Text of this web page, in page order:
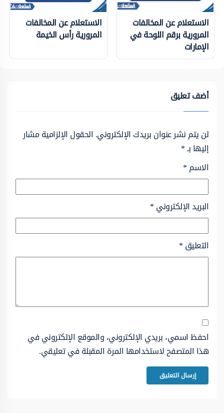
الاستعلام عن المخالفات
المرورية برقم اللوحة في
الإمارات
الاستعلام عن المخالفات
المرورية رأس الخيمة
أضف تعليق
لن يتم نشر عنوان بريدك الإلكتروني. الحقول الإلزامية مشار
إليها بـ*
الاسم*
البريد الإلكتروني*
التعليق*
احفظ اسمي، بريدي الإلكتروني، والموقع الإلكتروني في
هذا المتصفح لاستخدامها المرة المقبلة في تعليقي.